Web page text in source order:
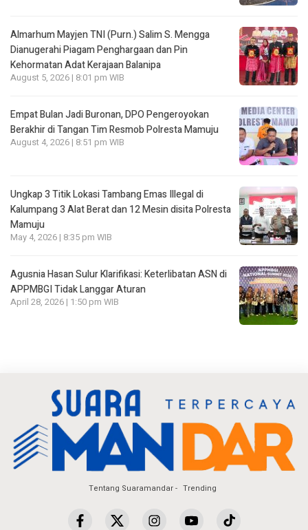
Almarhum Mayjen TNI (Purn.) Salim S. Mengga
Dianugerahi Piagam Penghargaan dan Pin
Kehormatan Adat Kerajaan Balanipa
August 5, 2026 | 8:01 pm WIB
Empat Bulan Jadi Buronan, DPO Pengeroyokan
Berakhir di Tangan Tim Resmob Polresta Mamuju
August 4, 2026 | 8:51 pm WIB
Ungkap 3 Titik Lokasi Tambang Emas Illegal di
Kalumpang 3 Alat Berat dan 12 Mesin disita Polresta
Mamuju
May 4, 2026 | 8:35 pm WIB
Agusnia Hasan Sulur Klarifikasi: Keterlibatan ASN di
APPMBGI Tidak Langgar Aturan
April 28, 2026 | 1:50 pm WIB
Tentang Suaramandar Trending